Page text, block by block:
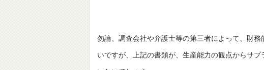
勿論、調査会社や弁護士等の第三者によって、財
いですが、上記の書類が、生産能力の観点からサ